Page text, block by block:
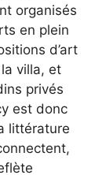
organisés
en plein
d’art
villa, et
privés
est donc
littérature